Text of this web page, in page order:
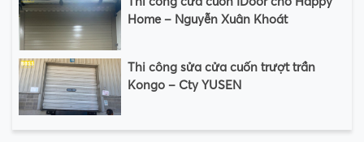
Home – Nguyễn Xuân Khoát
Thi công sửa cửa cuốn trượt trần
Kongo – Cty YUSEN